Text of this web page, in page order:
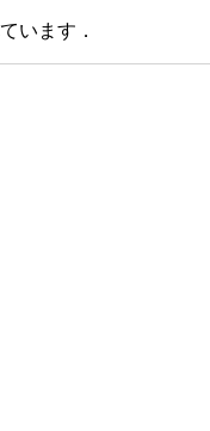
います．